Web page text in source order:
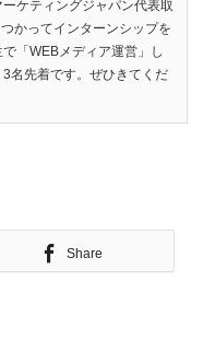
ケティングジャパン代表取
かってインターンシップを
「WEBメディア運営」し
名先着です。ぜひきてくだ
Share